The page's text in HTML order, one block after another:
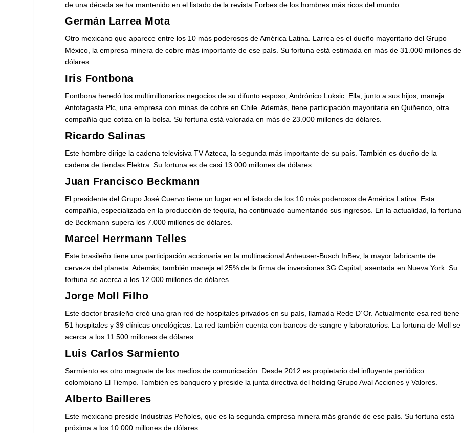
de una década se ha mantenido en el listado de la revista Forbes de los hombres más ricos del mundo.
Germán Larrea Mota
Otro mexicano que aparece entre los 10 más poderosos de América Latina. Larrea es el dueño mayoritario del Grupo
México, la empresa minera de cobre más importante de ese país. Su fortuna está estimada en más de 31.000 millones de
dólares.
Iris Fontbona
Fontbona heredó los multimillonarios negocios de su difunto esposo, Andrónico Luksic. Ella, junto a sus hijos, maneja
Antofagasta Plc, una empresa con minas de cobre en Chile. Además, tiene participación mayoritaria en Quiñenco, otra
compañía que cotiza en la bolsa. Su fortuna está valorada en más de 23.000 millones de dólares.
Ricardo Salinas
Este hombre dirige la cadena televisiva TV Azteca, la segunda más importante de su país. También es dueño de la
cadena de tiendas Elektra. Su fortuna es de casi 13.000 millones de dólares.
Juan Francisco Beckmann
El presidente del Grupo José Cuervo tiene un lugar en el listado de los 10 más poderosos de América Latina. Esta
compañía, especializada en la producción de tequila, ha continuado aumentando sus ingresos. En la actualidad, la fortuna
de Beckmann supera los 7.000 millones de dólares.
Marcel Herrmann Telles
Este brasileño tiene una participación accionaria en la multinacional Anheuser-Busch InBev, la mayor fabricante de
cerveza del planeta. Además, también maneja el 25% de la firma de inversiones 3G Capital, asentada en Nueva York. Su
fortuna se acerca a los 12.000 millones de dólares.
Jorge Moll Filho
Este doctor brasileño creó una gran red de hospitales privados en su país, llamada Rede D´Or. Actualmente esa red tiene
51 hospitales y 39 clínicas oncológicas. La red también cuenta con bancos de sangre y laboratorios. La fortuna de Moll se
acerca a los 11.500 millones de dólares.
Luis Carlos Sarmiento
Sarmiento es otro magnate de los medios de comunicación. Desde 2012 es propietario del influyente periódico
colombiano El Tiempo. También es banquero y preside la junta directiva del holding Grupo Aval Acciones y Valores.
Alberto Bailleres
Este mexicano preside Industrias Peñoles, que es la segunda empresa minera más grande de ese país. Su fortuna está
próxima a los 10.000 millones de dólares.